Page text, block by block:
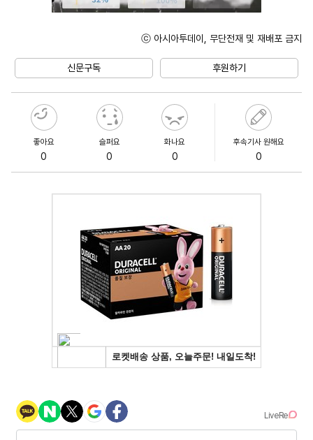
ⓒ 아시아투데이, 무단전재 및 재배포 금지
신문구독 후원하기
좋아요
0
슬퍼요
0
화나요
0
후속기사 원해요
0